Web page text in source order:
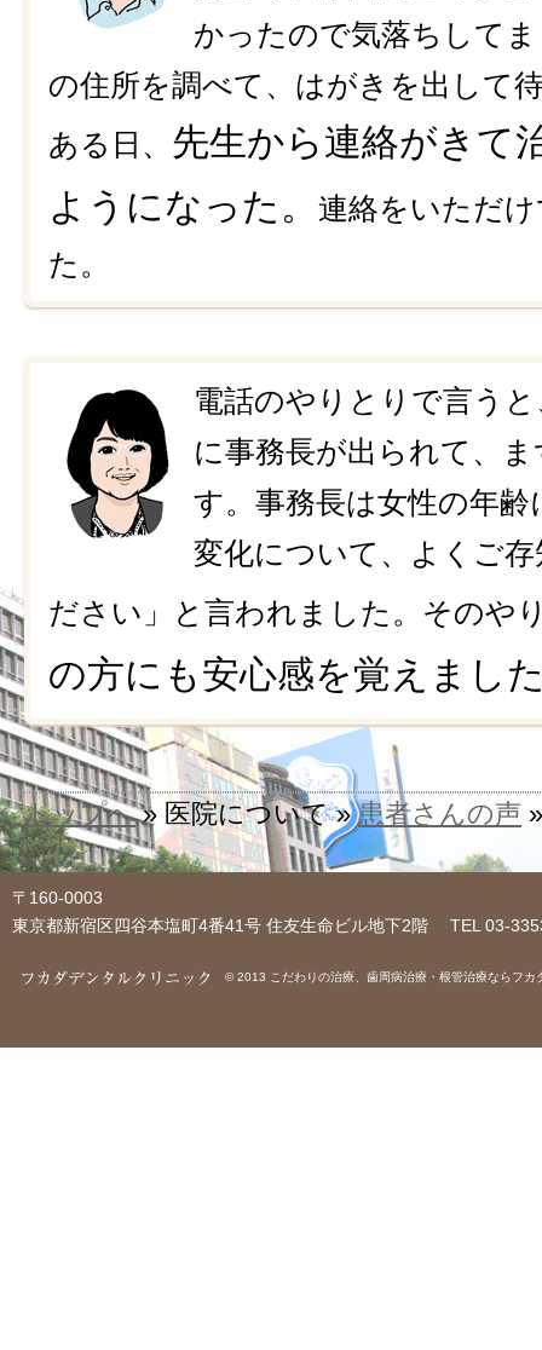
かったので気落ちして
の住所を調べて、はがきを出して
ある日、 先生から連絡がきて
ようになった。
連絡をいただ
た。
電話のやりとりで言う
に事務長が出られて、
す。事務長は女性の年
変化について、よくご
ださい」と言われました。そのや
の方にも安心感を覚えまし
トップへ» 医院について »患者さんの声
〒160-0003
東京都新宿区四谷本塩町4番41号 住友生命ビル地下2階 TEL 03-
© 2013 こだわりの治療、歯周病治療・根管治療ならフ